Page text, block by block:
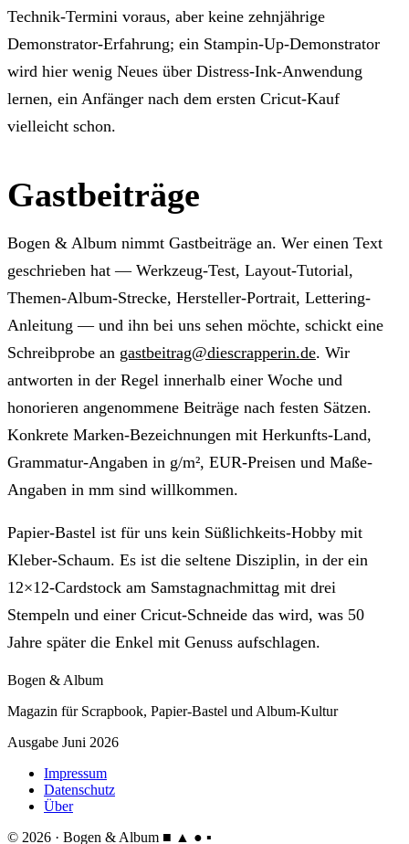
Technik-Termini voraus, aber keine zehnjährige
Demonstrator-Erfahrung; ein Stampin-Up-Demonstrator
wird hier wenig Neues über Distress-Ink-Anwendung
lernen, ein Anfänger nach dem ersten Cricut-Kauf
vielleicht schon.
Gastbeiträge
Bogen & Album nimmt Gastbeiträge an. Wer einen Text
geschrieben hat — Werkzeug-Test, Layout-Tutorial,
Themen-Album-Strecke, Hersteller-Portrait, Lettering-
Anleitung — und ihn bei uns sehen möchte, schickt eine
Schreibprobe an gastbeitrag@diescrapperin.de. Wir
antworten in der Regel innerhalb einer Woche und
honorieren angenommene Beiträge nach festen Sätzen.
Konkrete Marken-Bezeichnungen mit Herkunfts-Land,
Grammatur-Angaben in g/m², EUR-Preisen und Maße-
Angaben in mm sind willkommen.
Papier-Bastel ist für uns kein Süßlichkeits-Hobby mit
Kleber-Schaum. Es ist die seltene Disziplin, in der ein
12×12-Cardstock am Samstagnachmittag mit drei
Stempeln und einer Cricut-Schneide das wird, was 50
Jahre später die Enkel mit Genuss aufschlagen.
Bogen & Album
Magazin für Scrapbook, Papier-Bastel und Album-Kultur
Ausgabe Juni 2026
Impressum
Datenschutz
Über
© 2026 · Bogen & Album ■ ▲ ● ▪